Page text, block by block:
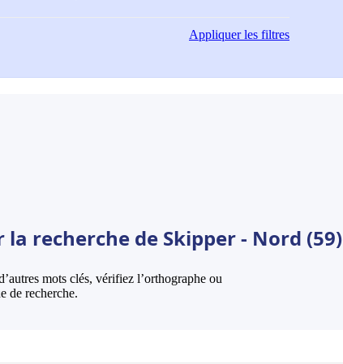
Appliquerles filtres
recherche de Skipper - Nord (59)
mots clés, vérifiez l’orthographe ou
de recherche.